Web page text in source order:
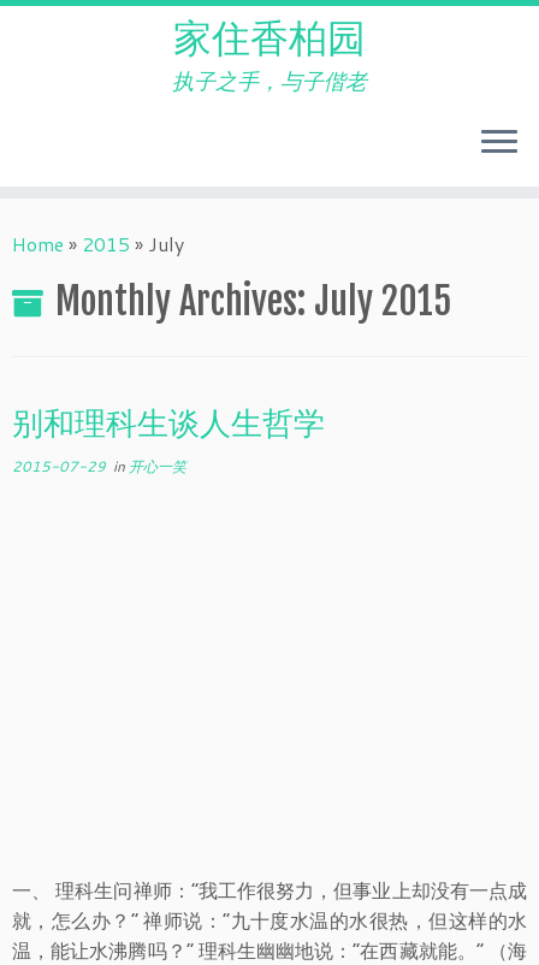
to
家住香柏园
执子之手，与子偕老
Home » 2015 » July
Monthly Archives: July 2015
别和理科生谈人生哲学
2015-07-29 in 开心一笑
一、 理科生问禅师：“我工作很努力，但事业上却没有一点成
就，怎么办？” 禅师说：“九十度水温的水很热，但这样的水
温，能让水沸腾吗？” 理科生幽幽地说：“在西藏就能。” （海